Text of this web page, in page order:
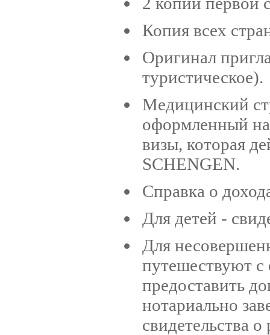
Копия всех
Оригинал
туристическое).
Медицинский
оформленный
визы, которая
SCHENGEN.
Справка о
Для детей -
Для
путешествуют с
предоставить
нотариально
свидетельства